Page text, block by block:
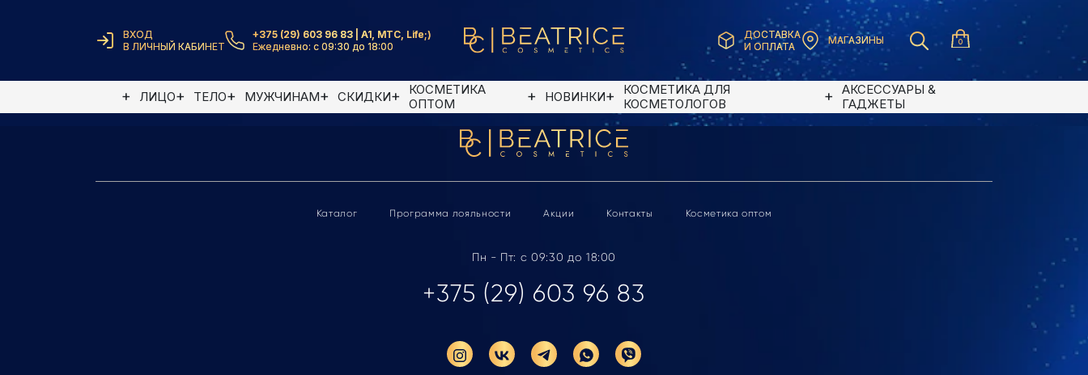
ВХОД
В ЛИЧНЫЙ КАБИНЕТ
+375 (29) 603 96 83 | A1, MTC, Life;)
Ежедневно: с 09:30 до 18:00
ДОСТАВКА
И ОПЛАТА
МАГАЗИНЫ 0
ЛИЦО ТЕЛО МУЖЧИНАМ СКИДКИ
КОСМЕТИКА
ОПТОМ
НОВИНКИ
КОСМЕТИКА ДЛЯ
КОСМЕТОЛОГОВ
АКСЕССУАРЫ &
ГАДЖЕТЫ
Элемент не найден
Каталог Программа лояльности Акции Контакты Косметика оптом
Пн - Пт: с 09:30 до 18:00
+375 (29) 603 96 83